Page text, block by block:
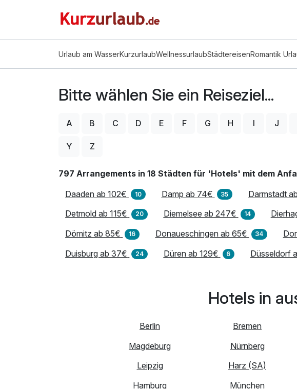
Urlaub am WasserKurzurlaubWellnessurlaubStädtereisenRomantik
Bitte wählen Sie ein Reiseziel...
A B C D E F G H I J
Y Z
797 Arrangements in 18 Städten für 'Hotels' mit dem
Daaden ab 102€
10 Damp ab 74€ 35 Darmstadt
Detmold ab 115€ 20 Diemelsee ab 247€ 14
Dömitz ab 85€ 16 Donaueschingen ab 65€ 34
Duisburg ab 37€ 24 Düren ab 129€ 6 Düsseldorf
Hotels in
Berlin Bremen
Magdeburg
Nürnberg
Leipzig
Harz (SA)
Hamburg
München